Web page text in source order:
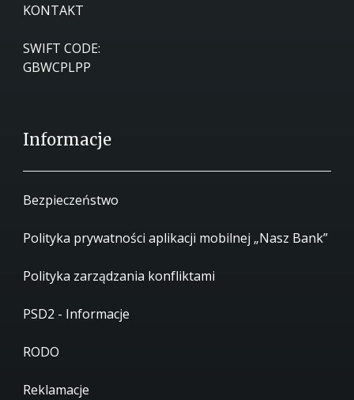
KONTAKT
SWIFT CODE:
GBWCPLPP
Informacje
Bezpieczeństwo
Polityka prywatności aplikacji mobilnej „Nasz Bank”
Polityka zarządzania konfliktami
PSD2 - Informacje
RODO
Reklamacje